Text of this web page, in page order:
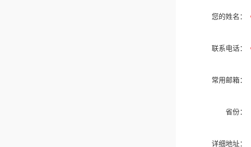
您的姓名：
联系电话：
常用邮箱：
省份：
详细地址：